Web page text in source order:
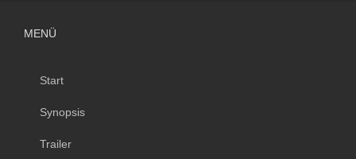
MENÜ
Start
Synopsis
Trailer